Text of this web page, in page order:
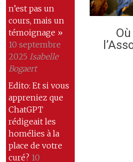
n’est pas un
cours, mais un
témoignage »
10 septembre
2025 Isabelle
Bogaert
Edito: Et si vous
appreniez que
ChatGPT
rédigeait les
homélies à la
place de votre
curé? 10